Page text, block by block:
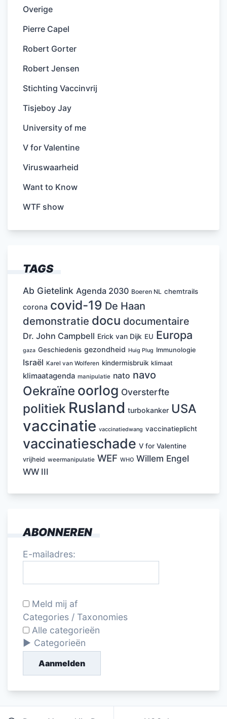
Overige
Pierre Capel
Robert Gorter
Robert Jensen
Stichting Vaccinvrij
Tisjeboy Jay
University of me
V for Valentine
Viruswaarheid
Want to Know
WTF show
TAGS
Ab Gietelink Agenda 2030 Boeren NL chemtrails
corona covid-19 De Haan
demonstratie docu documentaire
Dr. John Campbell Erick van Dijk EU Europa
gaza Geschiedenis gezondheid Huig Plug Immunologie
Israël Karel van Wolferen kindermisbruik klimaat
klimaatagenda manipulatie nato navo
Oekraïne oorlog Oversterfte
politiek Rusland turbokanker USA
vaccinatie vaccinatiedwang vaccinatieplicht
vaccinatieschade V for Valentine
vrijheid weermanipulatie WEF WHO Willem Engel
WW III
ABONNEREN
E-mailadres:
Meld mij af
Categories / Taxonomies
Alle categorieën
Categorieën
Aanmelden
Bericht